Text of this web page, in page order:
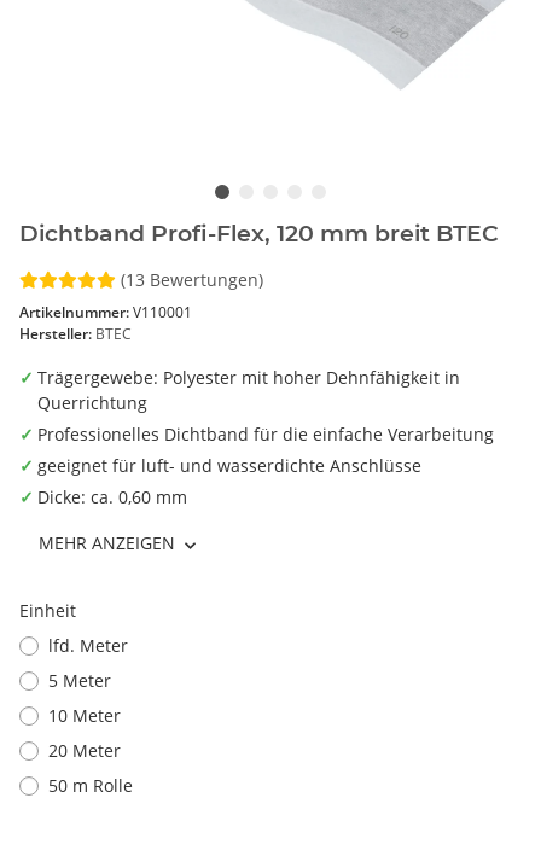
Dichtband Profi-Flex, 120 mm breit BTEC
(13 Bewertungen)
Artikelnummer:V110001
Hersteller: BTEC
Trägergewebe: Polyester mit hoher Dehnfähigkeit in
Querrichtung
Professionelles Dichtband für die einfache Verarbeitung
geeignet für luft- und wasserdichte Anschlüsse
Dicke: ca. 0,60 mm
MEHR ANZEIGEN
Einheit
lfd. Meter
5 Meter
10 Meter
20 Meter
50 m Rolle